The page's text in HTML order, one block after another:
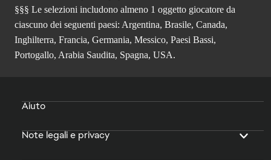
§§§ Le selezioni includono almeno 1 oggetto giocatore da
ciascuno dei seguenti paesi: Argentina, Brasile, Canada,
Inghilterra, Francia, Germania, Messico, Paesi Bassi,
Portogallo, Arabia Saudita, Spagna, USA.
Aiuto
Note legali e privacy